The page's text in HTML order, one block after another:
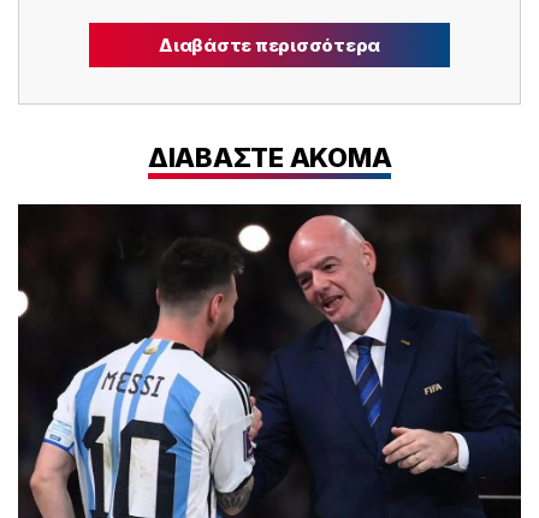
Διαβάστε περισσότερα
ΔΙΑΒΑΣΤΕ ΑΚΟΜΑ